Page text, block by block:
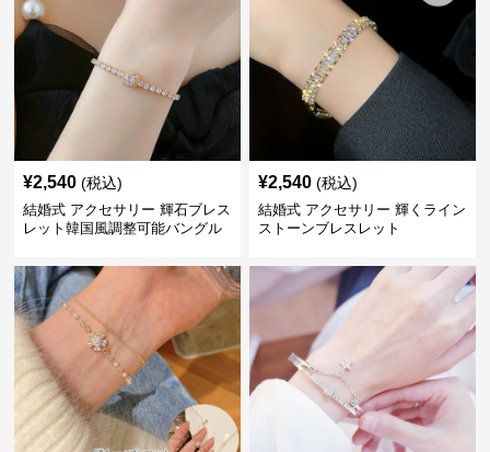
¥2,540 (税込)
結婚式 アクセサリー 輝石ブレス
レット韓国風調整可能バングル
¥2,540 (税込)
結婚式 アクセサリー 輝くライン
ストーンブレスレット